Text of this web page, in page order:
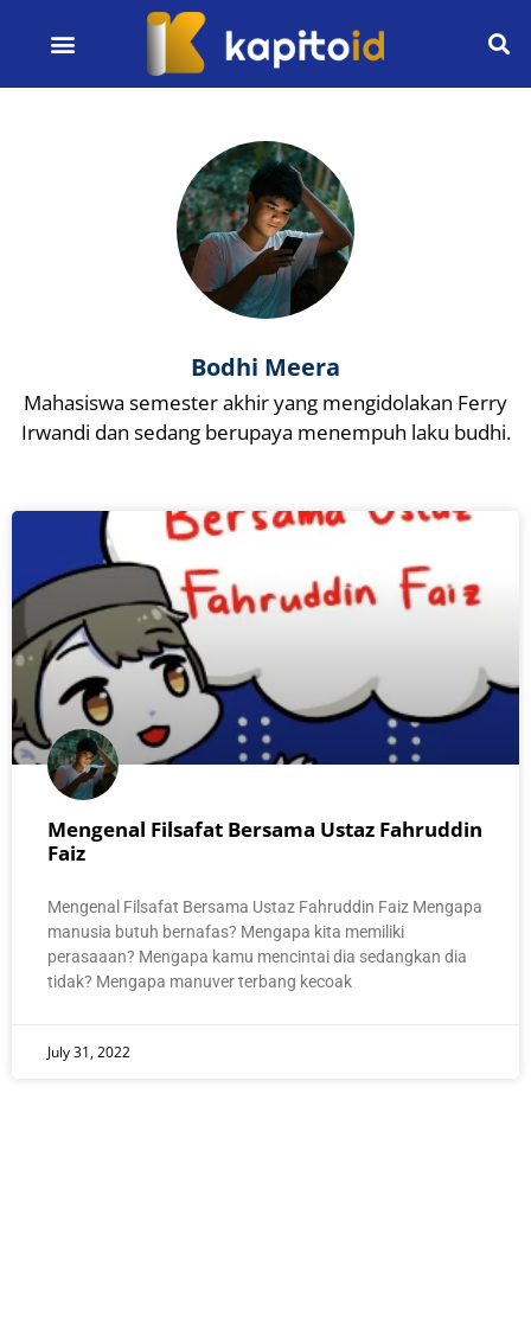
Bodhi Meera
Mahasiswa semester akhir yang mengidolakan Ferry
Irwandi dan sedang berupaya menempuh laku budhi.
Mengenal Filsafat Bersama Ustaz Fahruddin
Faiz
Mengenal Filsafat Bersama Ustaz Fahruddin Faiz Mengapa
manusia butuh bernafas? Mengapa kita memiliki
perasaaan? Mengapa kamu mencintai dia sedangkan dia
tidak? Mengapa manuver terbang kecoak
July 31, 2022